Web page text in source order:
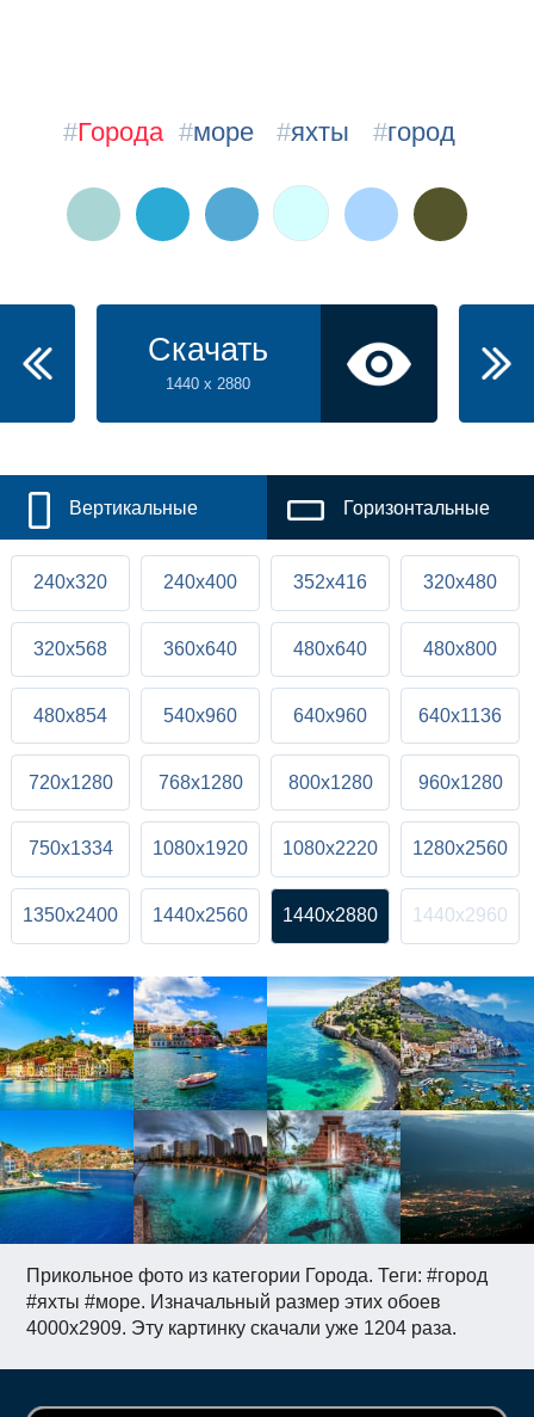
Прикольное фото из категории Города. Теги: #город
#яхты #море. Изначальный размер этих обоев
4000x2909. Эту картинку скачали уже 1204 раза.
#Города #море #яхты #город
Скачать
1440 x 2880
Вертикальные Горизонтальные
240x320 240x400 352x416 320x480
320x568 360x640 480x640 480x800
480x854 540x960 640x960 640x1136
720x1280 768x1280 800x1280 960x1280
750x1334 1080x1920 1080x2220 1280x2560
1350x2400 1440x2560 1440x2880 1440x2960